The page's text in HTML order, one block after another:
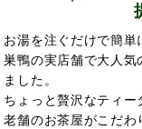
お湯を注ぐだけで簡単
巣鴨の実店舗で大人気
ました。
ちょっと贅沢なティー
老舗のお茶屋がこだわ